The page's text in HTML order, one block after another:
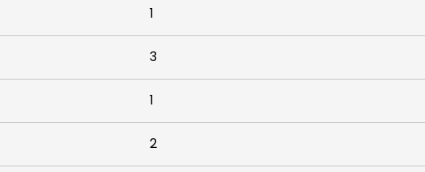
1
3
1
2